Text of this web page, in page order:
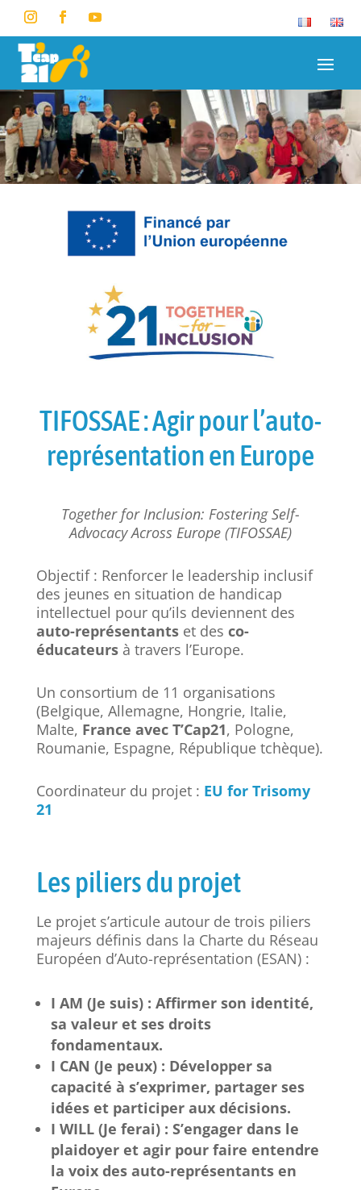
TIFOSSAE : Agir pour l’auto-
représentation en Europe
Together for Inclusion: Fostering Self-
Advocacy Across Europe (TIFOSSAE)
Objectif : Renforcer le leadership inclusif
des jeunes en situation de handicap
intellectuel pour qu’ils deviennent des
auto-représentantset des co-
éducateursà travers l’Europe.
Un consortium de 11 organisations
(Belgique, Allemagne, Hongrie, Italie,
Malte, France avec T’Cap21, Pologne,
Roumanie, Espagne, République tchèque).
Coordinateur du projet : EU for Trisomy
21
Les piliers du projet
Le projet s’articule autour de trois piliers
majeurs définis dans la Charte du Réseau
Européen d’Auto-représentation (ESAN) :
I AM (Je suis) : Affirmer son identité,
sa valeur et ses droits
fondamentaux.
I CAN (Je peux) : Développer sa
capacité à s’exprimer, partager ses
idées et participer aux décisions.
I WILL (Je ferai) : S’engager dans le
plaidoyer et agir pour faire entendre
la voix des auto-représentants en